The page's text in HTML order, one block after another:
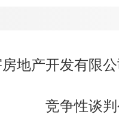
地产开发有限
竞争性谈判